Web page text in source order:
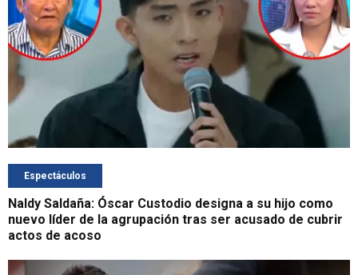
Espectáculos
Naldy Saldaña: Óscar Custodio designa a su hijo como
nuevo líder de la agrupación tras ser acusado de cubrir
actos de acoso